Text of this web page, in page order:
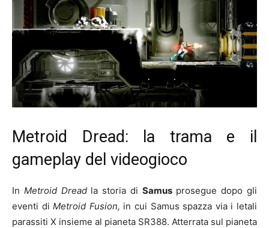
Metroid Dread: la trama e il
gameplay del videogioco
In Metroid Dread la storia di Samusprosegue dopo gli
eventi diMetroid Fusion, in cui Samus spazza via i letali
parassiti X insieme al pianeta SR388. Atterrata sul pianeta